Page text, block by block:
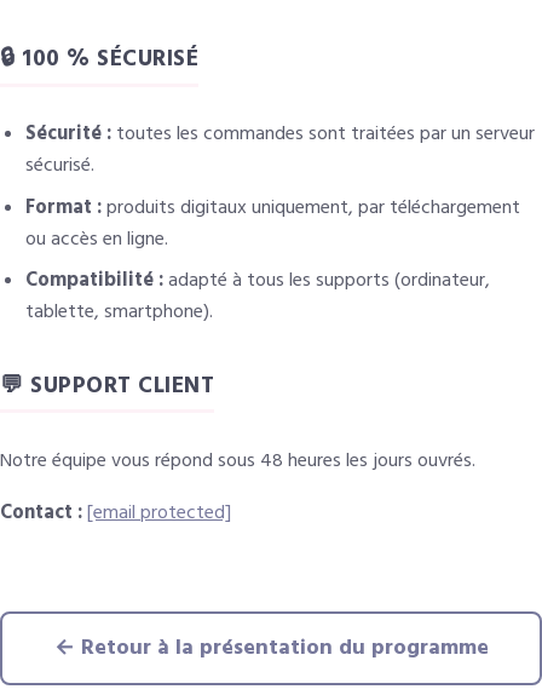
🔒 100 % SÉCURISÉ
Sécurité :toutes les commandes sont traitées par un serveur
sécurisé.
Format :produits digitaux uniquement, par téléchargement
ou accès en ligne.
Compatibilité :adapté à tous les supports (ordinateur,
tablette, smartphone).
💬 SUPPORT CLIENT
Notre équipe vous répond sous 48 heures les jours ouvrés.
Contact :[email protected]
← Retour à la présentation du programme